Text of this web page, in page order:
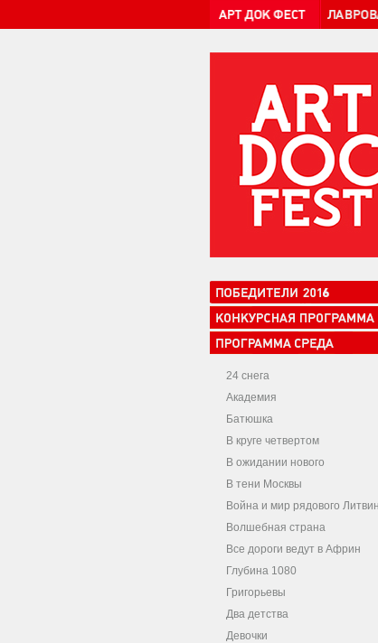
24 снега
Академия
Батюшка
В круге четвертом
В ожидании нового
В тени Москвы
Война и мир рядового
Волшебная страна
Все дороги ведут в Африн
Глубина 1080
Григорьевы
Два детства
Девочки